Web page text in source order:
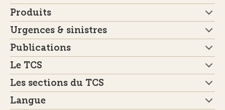
Produits
Urgences & sinistres
Publications
Le TCS
Les sections du TCS
Langue